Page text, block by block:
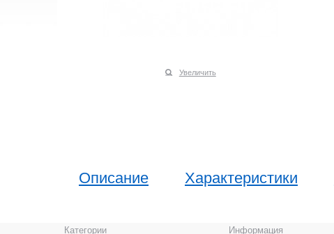
Увеличить
Описание Характеристики
Категории Информация